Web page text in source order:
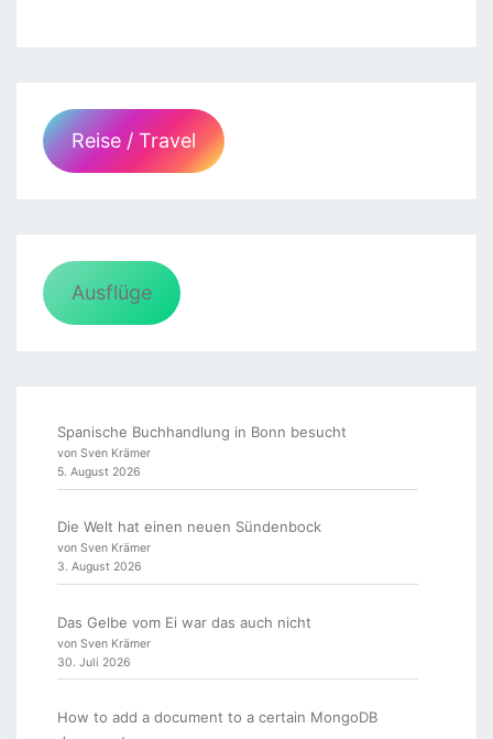
Reise / Travel
Ausflüge
Spanische Buchhandlung in Bonn besucht
von Sven Krämer
5. August 2026
Die Welt hat einen neuen Sündenbock
von Sven Krämer
3. August 2026
Das Gelbe vom Ei war das auch nicht
von Sven Krämer
30. Juli 2026
How to add a document to a certain MongoDB